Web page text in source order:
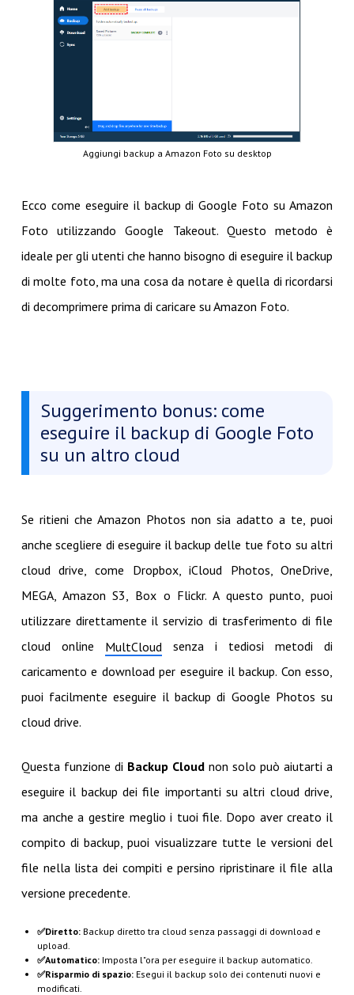
Aggiungi backup a Amazon Foto su desktop
Ecco come eseguire il backup di Google Foto su Amazon
Foto utilizzando Google Takeout. Questo metodo è
ideale per gli utenti che hanno bisogno di eseguire il backup
di molte foto, ma una cosa da notare è quella di ricordarsi
di decomprimere prima di caricare su Amazon Foto.
Suggerimento bonus: come
eseguire il backup di Google Foto
su un altro cloud
Se ritieni che Amazon Photos non sia adatto a te, puoi
anche scegliere di eseguire il backup delle tue foto su altri
cloud drive, come Dropbox, iCloud Photos, OneDrive,
MEGA, Amazon S3, Box o Flickr. A questo punto, puoi
utilizzare direttamente il servizio di trasferimento di file
cloud online MultCloud senza i tediosi metodi di
caricamento e download per eseguire il backup. Con esso,
puoi facilmente eseguire il backup di Google Photos su
cloud drive.
Questa funzione di Backup Cloud non solo può aiutarti a
eseguire il backup dei file importanti su altri cloud drive,
ma anche a gestire meglio i tuoi file. Dopo aver creato il
compito di backup, puoi visualizzare tutte le versioni del
file nella lista dei compiti e persino ripristinare il file alla
versione precedente.
✅Diretto:Backup diretto tra cloud senza passaggi di download e
upload.
✅Automatico:Imposta l"ora per eseguire il backup automatico.
✅Risparmio di spazio:Esegui il backup solo dei contenuti nuovi e
modificati.